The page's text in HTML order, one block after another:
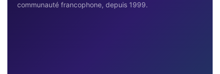
communauté francophone, depuis 1999.